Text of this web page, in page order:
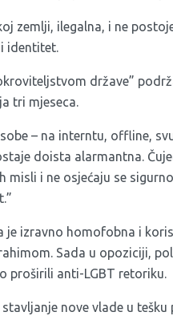
zemlji, ilegalna, i ne
identitet.
države”
tri mjeseca.
– na interntu, offline,
doista alarmantna.
misli i ne osjećaju se
je izravno homofobna i
Sada u opoziciji,
proširili anti-LGBT retoriku.
nove vlade u tešku